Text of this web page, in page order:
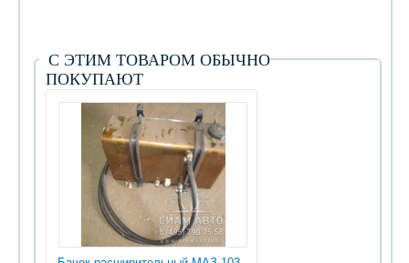
С ЭТИМ ТОВАРОМ ОБЫЧНО
ПОКУПАЮТ